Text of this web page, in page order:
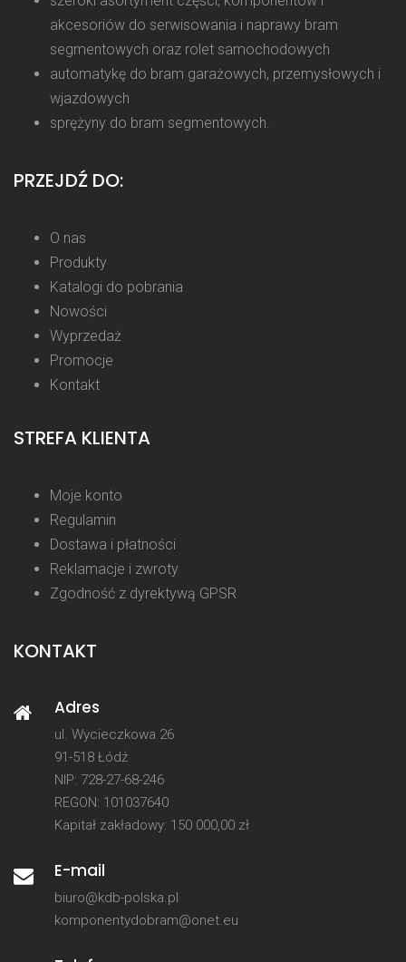
akcesoriów do serwisowania i naprawy bram
segmentowych oraz rolet samochodowych
automatykę do bram garażowych, przemysłowych i
wjazdowych
sprężyny do bram segmentowych.
PRZEJDŹ DO:
O nas
Produkty
Katalogi do pobrania
Nowości
Wyprzedaż
Promocje
Kontakt
STREFA KLIENTA
Moje konto
Regulamin
Dostawa i płatności
Reklamacje i zwroty
Zgodność z dyrektywą GPSR
KONTAKT
Adres
ul. Wycieczkowa 26
91-518 Łódź
NIP: 728-27-68-246
REGON: 101037640
Kapitał zakładowy: 150 000,00 zł
E-mail
biuro@kdb-polska.pl
komponentydobram@onet.eu